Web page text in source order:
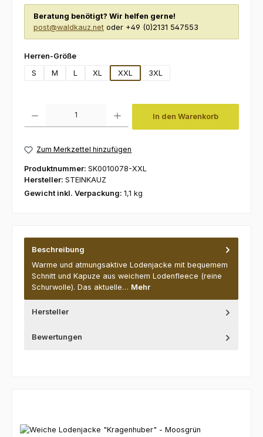
Beratung benötigt? Wir helfen gerne!
post@waldkauz.net oder +49 (0)2131 547553
Herren-Größeauswählen
S
M L XL XXL 3XL
In den Warenkorb
Zum Merkzettel hinzufügen
Produktnummer: SK0010078-XXL
Hersteller: STEINKAUZ
Gewicht inkl. Verpackung: 1,1 kg
Beschreibung
Warme und atmungsaktive Lodenjacke mit bequemem
Schnitt und Kapuze aus weichem Lodenfleece (reine
Schurwolle). Das aktuelle… Mehr
Hersteller
Bewertungen